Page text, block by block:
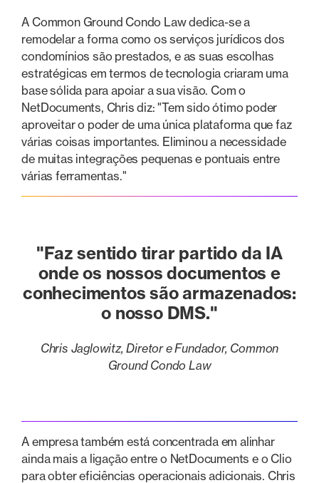
A Common Ground Condo Law dedica-se a
remodelar a forma como os serviços jurídicos dos
condomínios são prestados, e as suas escolhas
estratégicas em termos de tecnologia criaram uma
base sólida para apoiar a sua visão. Com o
NetDocuments, Chris diz: "Tem sido ótimo poder
aproveitar o poder de uma única plataforma que faz
várias coisas importantes. Eliminou a necessidade
de muitas integrações pequenas e pontuais entre
várias ferramentas."
"Faz sentido tirar partido da IA
onde os nossos documentos e
conhecimentos são armazenados:
o nosso DMS."
Chris Jaglowitz, Diretor e Fundador, Common
Ground Condo Law
A empresa também está concentrada em alinhar
ainda mais a ligação entre o NetDocuments e o Clio
para obter eficiências operacionais adicionais. Chris